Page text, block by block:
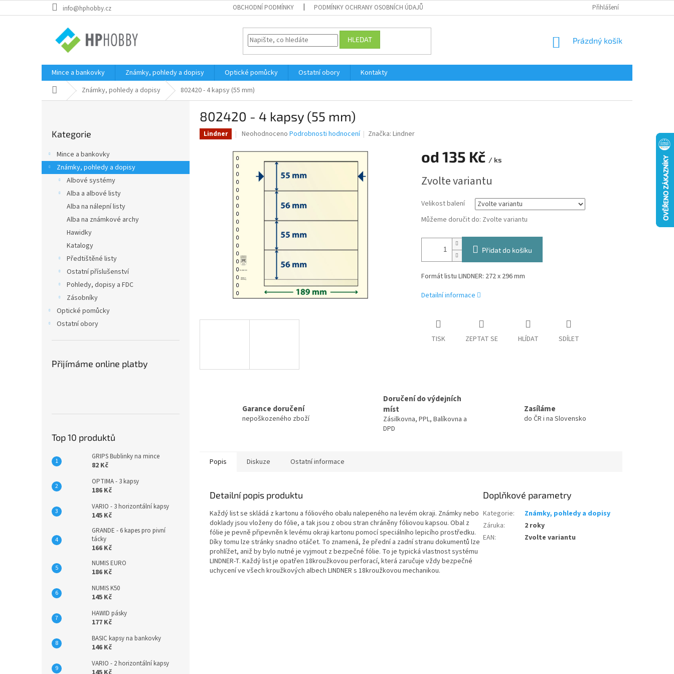
na
info@hphobby.cz OBCHODNÍ PODMÍNKY PODMÍNKY OCHRANY OSOBNÍCH ÚDAJŮ Přihlášení
HLEDAT
NÁKUPNÍ
Prázdný košík
Mince a bankovky Známky, pohledy a dopisy Optické pomůcky Ostatní obory
Kontakty
Domů Známky, pohledy a dopisy 802420 - 4 kapsy (55 mm)
a
n
kategorie
Kategorie
Mince a bankovky
Známky, pohledy a dopisy
Albové systémy
Alba a albové listy
Alba na nálepní listy
Alba na známkové archy
Hawidky
Katalogy
Předtištěné listy
Ostatní příslušenství
Pohledy, dopisy a FDC
Zásobníky
Optické pomůcky
Ostatní obory
Přijímáme online platby
Top 10 produktů
GRIPS Bublinky na mince
82 Kč
OPTIMA - 3 kapsy
186 Kč
VARIO - 3 horizontální kapsy
145 Kč
GRANDE - 6 kapes pro pivní
tácky
166 Kč
NUMIS EURO
186 Kč
NUMIS K50
145 Kč
HAWID pásky
177 Kč
BASIC kapsy na bankovky
146 Kč
VARIO - 2 horizontální kapsy
802420 - 4 kapsy (55 mm)
Lindner
Průměrné
produktu
Neohodnoceno Podrobnosti hodnocení Značka:Lindner
od 135 Kč / ks
cena:
Zvolte variantu
Velikost balení
Můžeme doručit do: Zvolte variantu
Přidat do košíku
Formát listu LINDNER: 272 x 296 mm
Detailní informace
TISK ZEPTAT SE HLÍDAT SDÍLET
Garance doručení
nepoškozeného zboží
Doručení do výdejních
míst
Zásilkovna, PPL, Balíkovna a
DPD
Zasíláme
do ČR i na Slovensko
Popis Diskuze Ostatní informace
Detailní popis produktu
Každý list se skládá z kartonu a fóliového obalu nalepeného na levém okraji. Známky nebo
doklady jsou vloženy do fólie, a tak jsou z obou stran chráněny fóliovou kapsou. Obal z
fólie je pevně připevněn k levému okraji kartonu pomocí speciálního lepicího prostředku.
Díky tomu lze stránky snadno otáčet. To znamená, že přední a zadní stranu dokumentů lze
prohlížet, aniž by bylo nutné je vyjmout z bezpečné fólie. To je typická vlastnost systému
LINDNER-T. Každý list je opatřen 18kroužkovou perforací, která zaručuje vždy bezpečné
uchycení ve všech kroužkových albech LINDNER s 18kroužkovou mechanikou.
Doplňkové parametry
Kategorie:
Známky, pohledy a dopisy
Záruka:
2 roky
EAN: Zvolte variantu